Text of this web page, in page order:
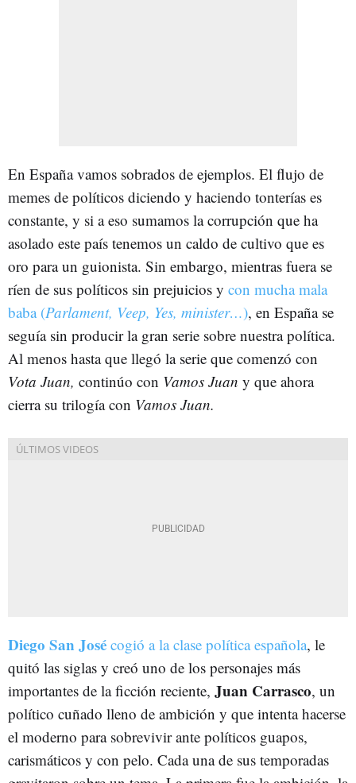
En España vamos sobrados de ejemplos. El flujo de
memes de políticos diciendo y haciendo tonterías es
constante, y si a eso sumamos la corrupción que ha
asolado este país tenemos un caldo de cultivo que es
oro para un guionista. Sin embargo, mientras fuera se
ríen de sus políticos sin prejuicios y con mucha mala
baba (Parlament, Veep, Yes, minister…), en España se
seguía sin producir la gran serie sobre nuestra política.
Al menos hasta que llegó la serie que comenzó con
Vota Juan, continúo con Vamos Juan y que ahora
cierra su trilogía con Vamos Juan.
Diego San José cogió a la clase política española, le
quitó las siglas y creó uno de los personajes más
importantes de la ficción reciente, Juan Carrasco, un
político cuñado lleno de ambición y que intenta hacerse
el moderno para sobrevivir ante políticos guapos,
carismáticos y con pelo. Cada una de sus temporadas